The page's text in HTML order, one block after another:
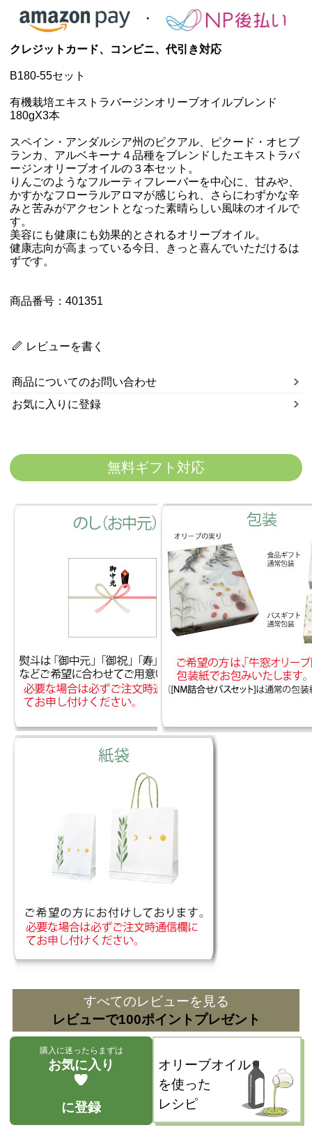
クレジットカード、コンビニ、代引き対応
B180-55セット
有機栽培エキストラバージンオリーブオイルブレンド
180gX3本
スペイン・アンダルシア州のピクアル、ピクード・オヒブ
ランカ、アルベキーナ４品種をブレンドしたエキストラバ
ージンオリーブオイルの３本セット。
りんごのようなフルーティフレーバーを中心に、甘みや、
かすかなフローラルアロマが感じられ、さらにわずかな辛
みと苦みがアクセントとなった素晴らしい風味のオイルで
す。
美容にも健康にも効果的とされるオリーブオイル。
健康志向が高まっている今日、きっと喜んでいただけるは
ずです。
商品番号：401351
レビューを書く
商品についてのお問い合わせ
お気に入りに登録
無料ギフト対応
すべてのレビューを見る
レビューで100ポイントプレゼント
購入に迷ったらまずは
お気に入り
に登録
オリーブオイル
を使った
レシピ